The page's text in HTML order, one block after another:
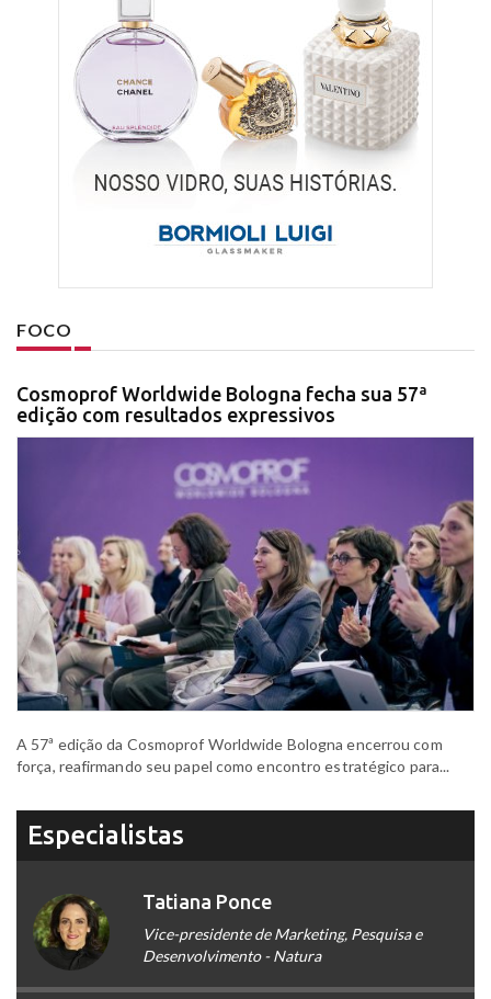
FOCO
Cosmoprof Worldwide Bologna fecha sua 57ª
edição com resultados expressivos
A 57ª edição da Cosmoprof Worldwide Bologna encerrou com
força, reafirmando seu papel como encontro estratégico para...
Especialistas
Tatiana Ponce
Vice-presidente de Marketing, Pesquisa e
Desenvolvimento - Natura